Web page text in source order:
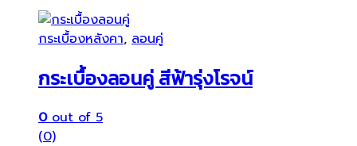
กระเบื้องหลังคา, ลอนคู่
กระเบื้องลอนคู่ สีฟ้ารุ่งโรจน์
0out of 5
(0)